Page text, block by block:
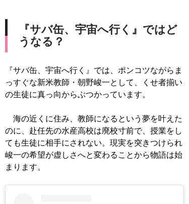
『サバ缶、宇宙へ行く』ではど
うなる？
『サバ缶、宇宙へ行く』では、ポンコツながらま
っすぐな新米教師・朝野峻一として、くせ者揃い
の生徒に真っ向からぶつかっています。
海の近くに住み、教師になるという夢を叶えた
のに、赴任先の水産高校は廃校寸前で、授業をし
ても生徒に相手にされない。現実を突きつけられ
峻一の希望が虚しさへと変わることから物語は始
まります。